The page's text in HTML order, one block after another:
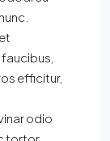
efficitur,
odio